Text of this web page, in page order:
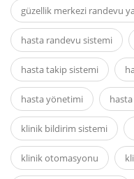
güzellik merkezi randevu
hasta randevu sistemi
hasta takip sistemi
hasta yönetimi
klinik bildirim sistemi
klinik otomasyonu